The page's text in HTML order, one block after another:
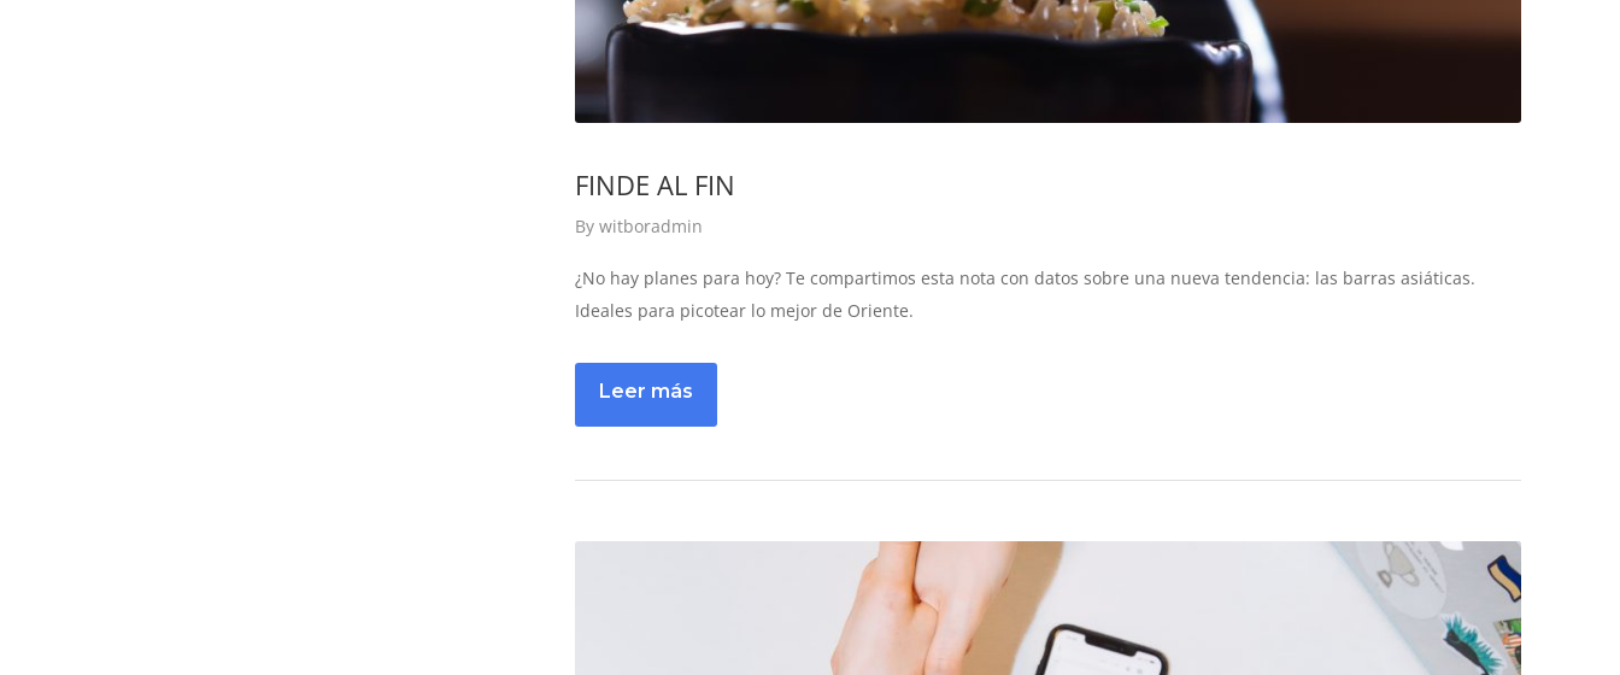
FINDE AL FIN
By witboradmin
¿No hay planes para hoy? Te compartimos esta nota con datos sobre una nueva tendencia: las barras asiáticas.
Ideales para picotear lo mejor de Oriente.